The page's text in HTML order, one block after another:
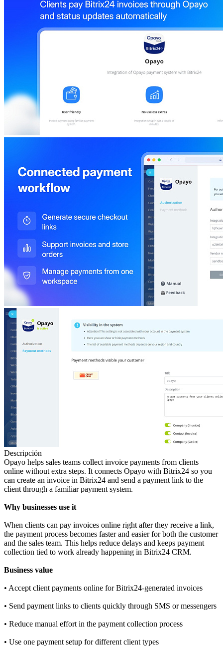
Descripción
Opayo helps sales teams collect invoice payments from clients
online without extra steps. It connects Opayo with Bitrix24 so you
can create an invoice in Bitrix24 and send a payment link to the
client through a familiar payment system.
Why businesses use it
When clients can pay invoices online right after they receive a link,
the payment process becomes faster and easier for both the customer
and the sales team. This helps reduce delays and keeps payment
collection tied to work already happening in Bitrix24 CRM.
Business value
• Accept client payments online for Bitrix24-generated invoices
• Send payment links to clients quickly through SMS or messengers
• Reduce manual effort in the payment collection process
• Use one payment setup for different client types